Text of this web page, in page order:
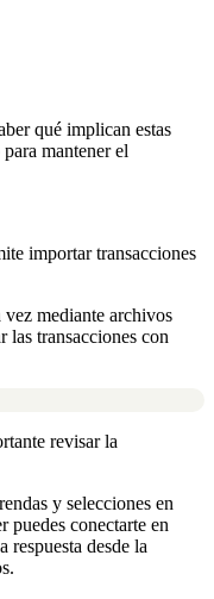
qué implican estas
mantener el
importar transacciones
mediante archivos
las transacciones con
revisar la
y selecciones en
puedes conectarte en
desde la